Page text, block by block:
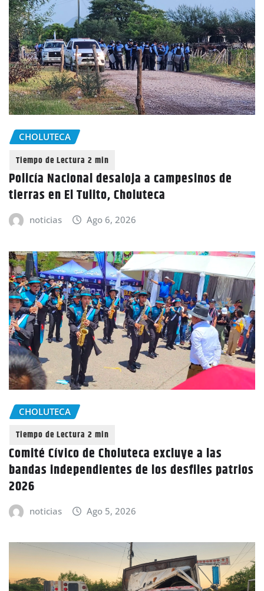
CHOLUTECA
Policía Nacional desaloja a campesinos de
tierras en El Tulito, Choluteca
noticias Ago 6, 2026
CHOLUTECA
Comité Cívico de Choluteca excluye a las
bandas independientes de los desfiles patrios
2026
noticias Ago 5, 2026